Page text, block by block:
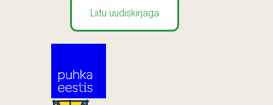
Liitu uudiskirjaga